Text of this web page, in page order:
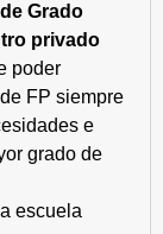
Grado
privado
poder
FP siempre
e
grado de
escuela